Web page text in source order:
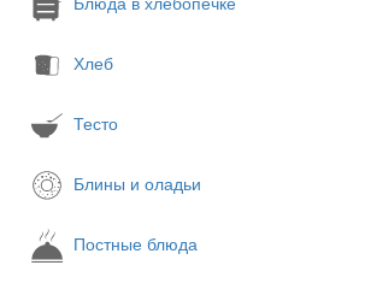
Хлеб
Тесто
Блины и оладьи
Постные блюда